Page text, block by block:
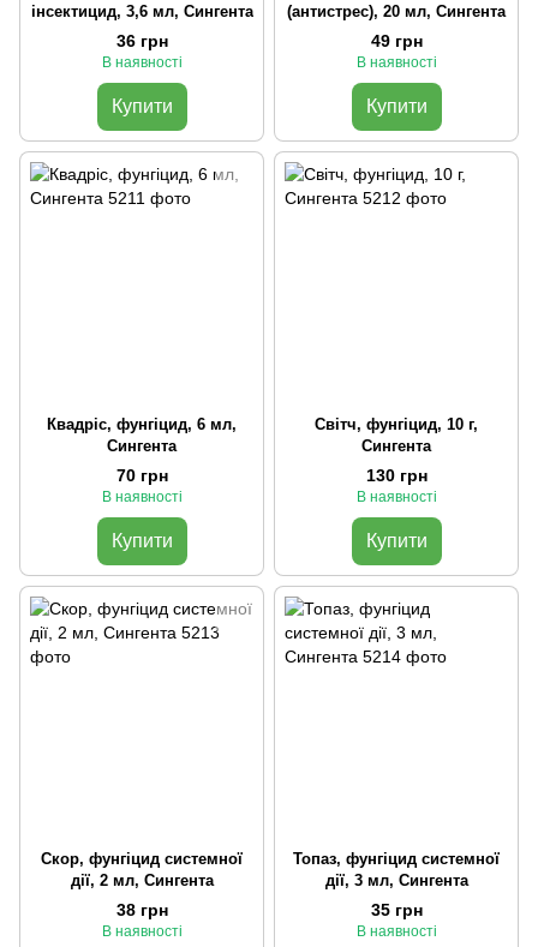
інсектицид, 3,6 мл, Сингента
36 грн
В наявності
Купити
(антистрес), 20 мл, Сингента
49 грн
В наявності
Купити
Квадріс, фунгіцид, 6 мл,
Сингента
70 грн
В наявності
Купити
Світч, фунгіцид, 10 г,
Сингента
130 грн
В наявності
Купити
Скор, фунгіцид системної
дії, 2 мл, Сингента
38 грн
В наявності
Топаз, фунгіцид системної
дії, 3 мл, Сингента
35 грн
В наявності